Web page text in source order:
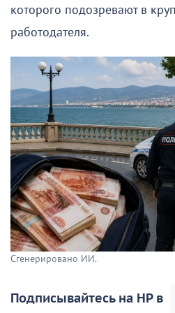
которого подозревают в
работодателя.
Сгенерировано ИИ.
Подписывайтесь на НР в